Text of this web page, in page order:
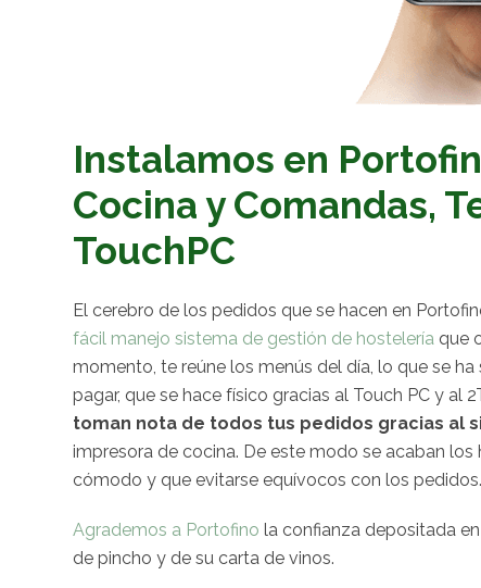
Instalamos en
Cocina y Comandas,
TouchPC
El cerebro de los pedidos que se hacen en
fácil manejo sistema de gestión de hostelería que
momento, te reúne los menús del día, lo que se
pagar, que se hace físico gracias al Touch PC y al
toman nota de todos tus pedidos gracias al
impresora de cocina. De este modo se acaban
cómodo y que evitarse equívocos con los pedidos.
Agrademos a Portofino la confianza depositada
de pincho y de su carta de vinos.